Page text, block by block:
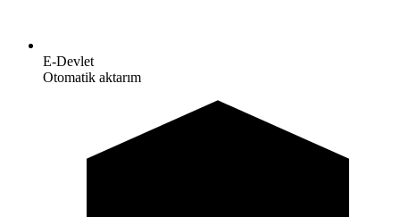
E-Devlet
Otomatik aktarım